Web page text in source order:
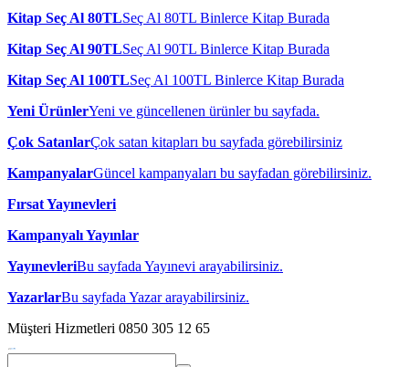
Kitap Seç Al 80TLSeç Al 80TL Binlerce Kitap Burada
Kitap Seç Al 90TLSeç Al 90TL Binlerce Kitap Burada
Kitap Seç Al 100TLSeç Al 100TL Binlerce Kitap Burada
Yeni ÜrünlerYeni ve güncellenen ürünler bu sayfada.
Çok SatanlarÇok satan kitapları bu sayfada görebilirsiniz
KampanyalarGüncel kampanyaları bu sayfadan görebilirsiniz.
Fırsat Yayınevleri
Kampanyalı Yayınlar
YayınevleriBu sayfada Yayınevi arayabilirsiniz.
YazarlarBu sayfada Yazar arayabilirsiniz.
Müşteri Hizmetleri 0850 305 12 65